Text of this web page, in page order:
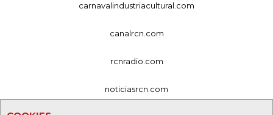
carnavalindustriacultural.com
canalrcn.com
rcnradio.com
noticiasrcn.com